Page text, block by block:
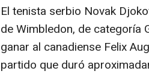
El tenista serbio Novak
de Wimbledon, de categoría
ganar al canadiense Felix
partido que duró